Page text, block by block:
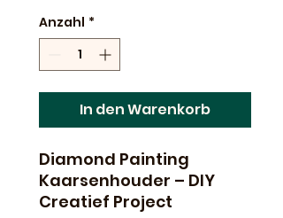
Anzahl *
In den Warenkorb
Diamond Painting
Kaarsenhouder – DIY
Creatief Project